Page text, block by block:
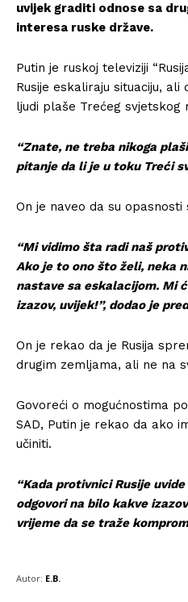
uvijek graditi odnose sa
interesa ruske države.
Putin je ruskoj televiziji
Rusije eskaliraju situaciju,
ljudi plaše Trećeg svjetskog
“Znate, ne treba nikoga
pitanje da li je u toku Treći
On je naveo da su opasnosti
“Mi vidimo šta radi naš
Ako je to ono što želi, neka
nastave sa eskalacijom. Mi
izazov, uvijek!”, dodao je
On je rekao da je Rusija
drugim zemljama, ali ne na
Govoreći o mogućnostima
SAD, Putin je rekao da ako
učiniti.
“Kada protivnici Rusije
odgovori na bilo kakve
vrijeme da se traže
Autor: E.B.